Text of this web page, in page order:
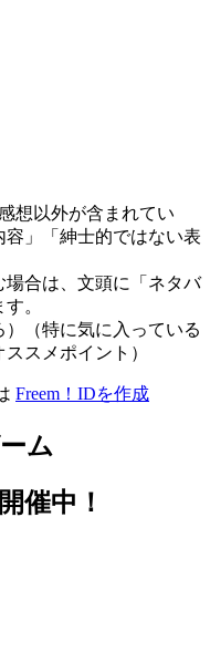
想以外が含まれてい
」「紳士的ではない表
合は、文頭に「ネタバ
。
（特に気に入っている
スメポイント）
Freem！IDを作成
ム
催中！